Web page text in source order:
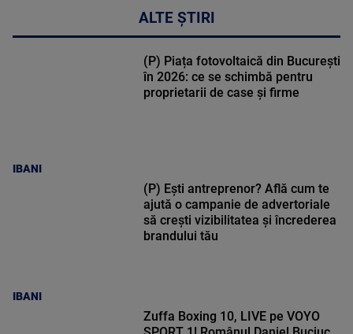
ALTE ȘTIRI
IBANI
(P) Piața fotovoltaică din București
în 2026: ce se schimbă pentru
proprietarii de case și firme
IBANI
(P) Ești antreprenor? Află cum te
ajută o campanie de advertoriale
să crești vizibilitatea și încrederea
brandului tău
Zuffa Boxing 10, LIVE pe VOYO